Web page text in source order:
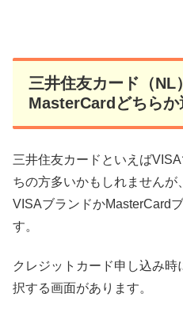
三井住友カード（NL
MasterCardどちらか
三井住友カードといえば
ちの方多いかもしれません
VISAブランドかMasterCard
す。
クレジットカード申し込み
択する画面があります。